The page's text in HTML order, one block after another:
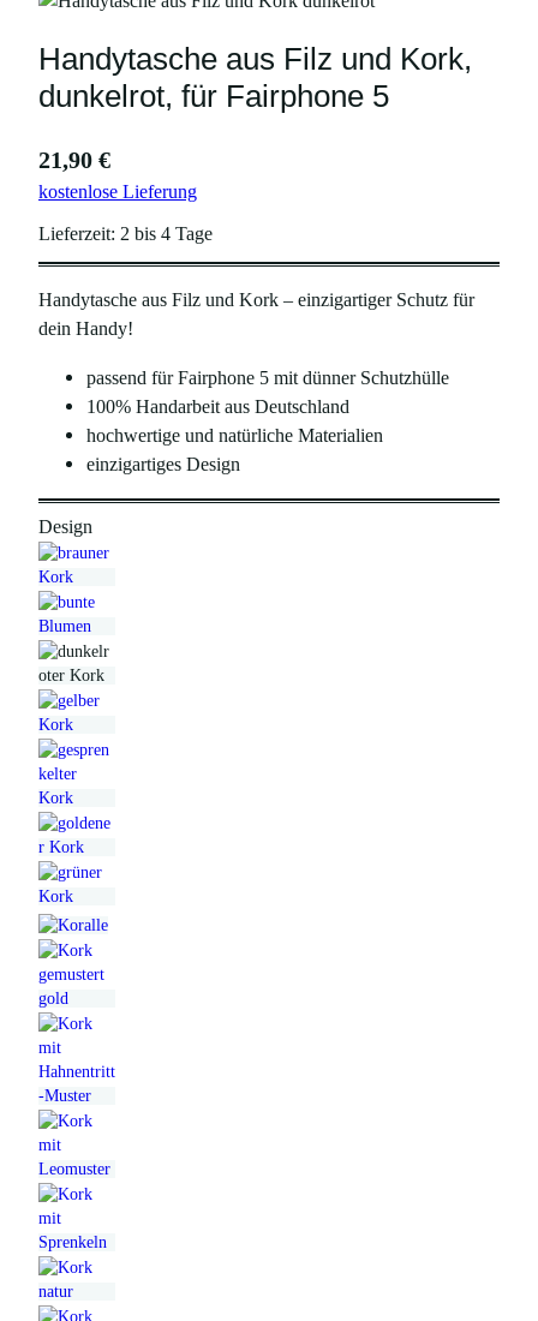
Handytasche aus Filz und Kork,
dunkelrot, für Fairphone 5
21,90 €
kostenlose Lieferung
Lieferzeit: 2 bis 4 Tage
Handytasche aus Filz und Kork – einzigartiger Schutz für
dein Handy!
passend für Fairphone 5 mit dünner Schutzhülle
100% Handarbeit aus Deutschland
hochwertige und natürliche Materialien
einzigartiges Design
Design